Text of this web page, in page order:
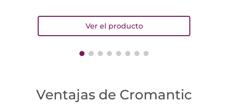
ENVIAR COMENTARIO
Ventajas de Cromantic